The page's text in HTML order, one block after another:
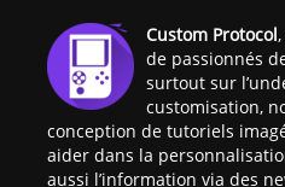
Custom Protocol
de passionnés
surtout sur
customisation,
conception de tutoriels
aider dans la
aussi l’information via des
[PS4] Le point
fameux
6.72 / 7.02
[Vita] La team
dévoile dans
vidéo une